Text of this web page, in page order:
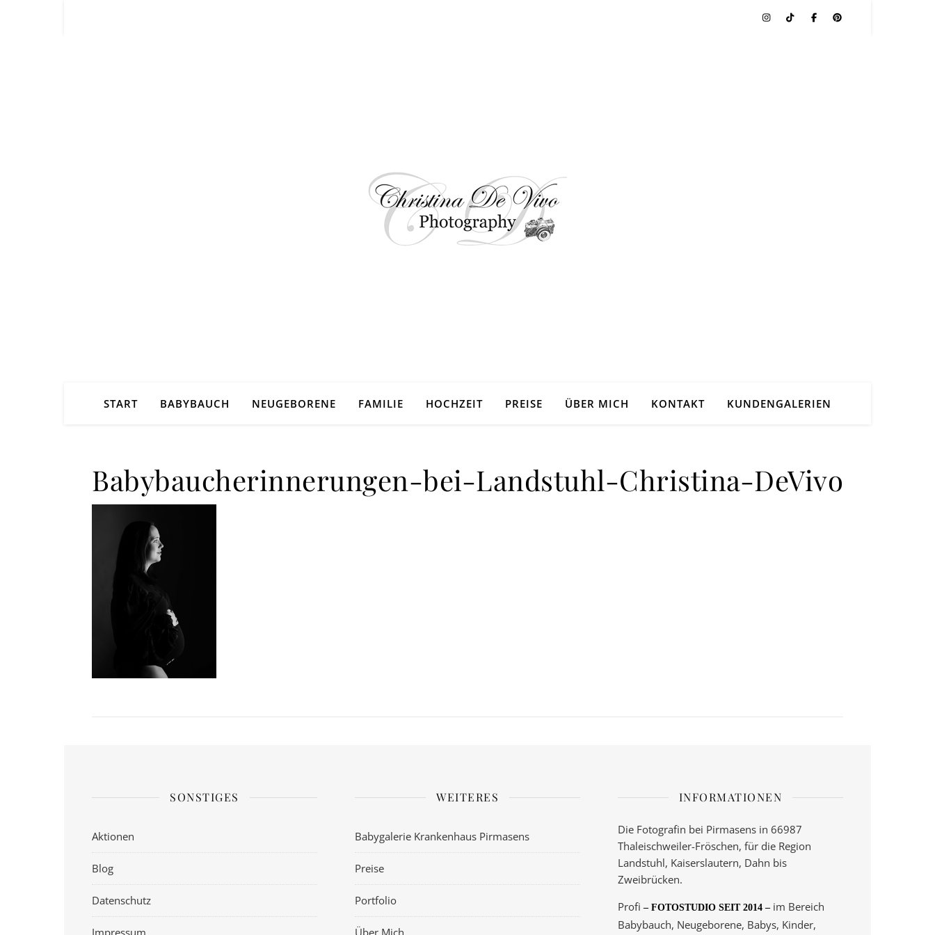
START BABYBAUCH NEUGEBORENE FAMILIE HOCHZEIT PREISE ÜBER MICH KONTAKT KUNDENGALERIEN
Babybaucherinnerungen-bei-Landstuhl-Christina-DeVivo
SONSTIGES
Aktionen
Blog
Datenschutz
Impressum
WEITERES
Babygalerie Krankenhaus Pirmasens
Preise
Portfolio
Über Mich
INFORMATIONEN
Die Fotografin bei Pirmasens in 66987
Thaleischweiler-Fröschen, für die Region
Landstuhl, Kaiserslautern, Dahn bis
Zweibrücken.
Profi – FOTOSTUDIO SEIT 2014 – im Bereich
Babybauch, Neugeborene, Babys, Kinder,